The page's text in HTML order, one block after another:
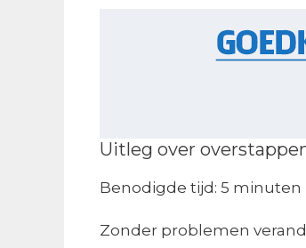
Uitleg over
Benodigde tijd: 5 minuten
Zonder problemen